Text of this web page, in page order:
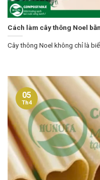
Cách làm cây thông Noel
Cây thông Noel không chỉ là
05
Th4